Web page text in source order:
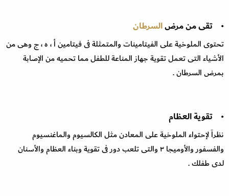
• تقى من مرضالسرطان
تحتوى الملوخية على الفيتامينات والمتمثلة فى فيتامين أ ، ه ، ج وهى من
الأشياء التى تعمل تقوية جهاز المناعة للطفل مما تحميه من الإصابة
بمرض السرطان .
• تقوية العظام
نظراً لإحتواء الملوخية على المعادن مثل الكالسيوم والماغنسيوم
والفسفور والأوميجا ٣ والتى تلعب دور فى تقوية وبناء العظام والأسنان
لدى طفلك .